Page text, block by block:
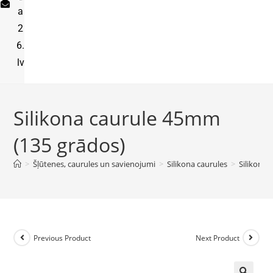
a
2
6.
lv
Silikona caurule 45mm
(135 grādos)
> Šļūtenes, caurules un savienojumi > Silikona caurules > Silikona
Previous Product Next Product